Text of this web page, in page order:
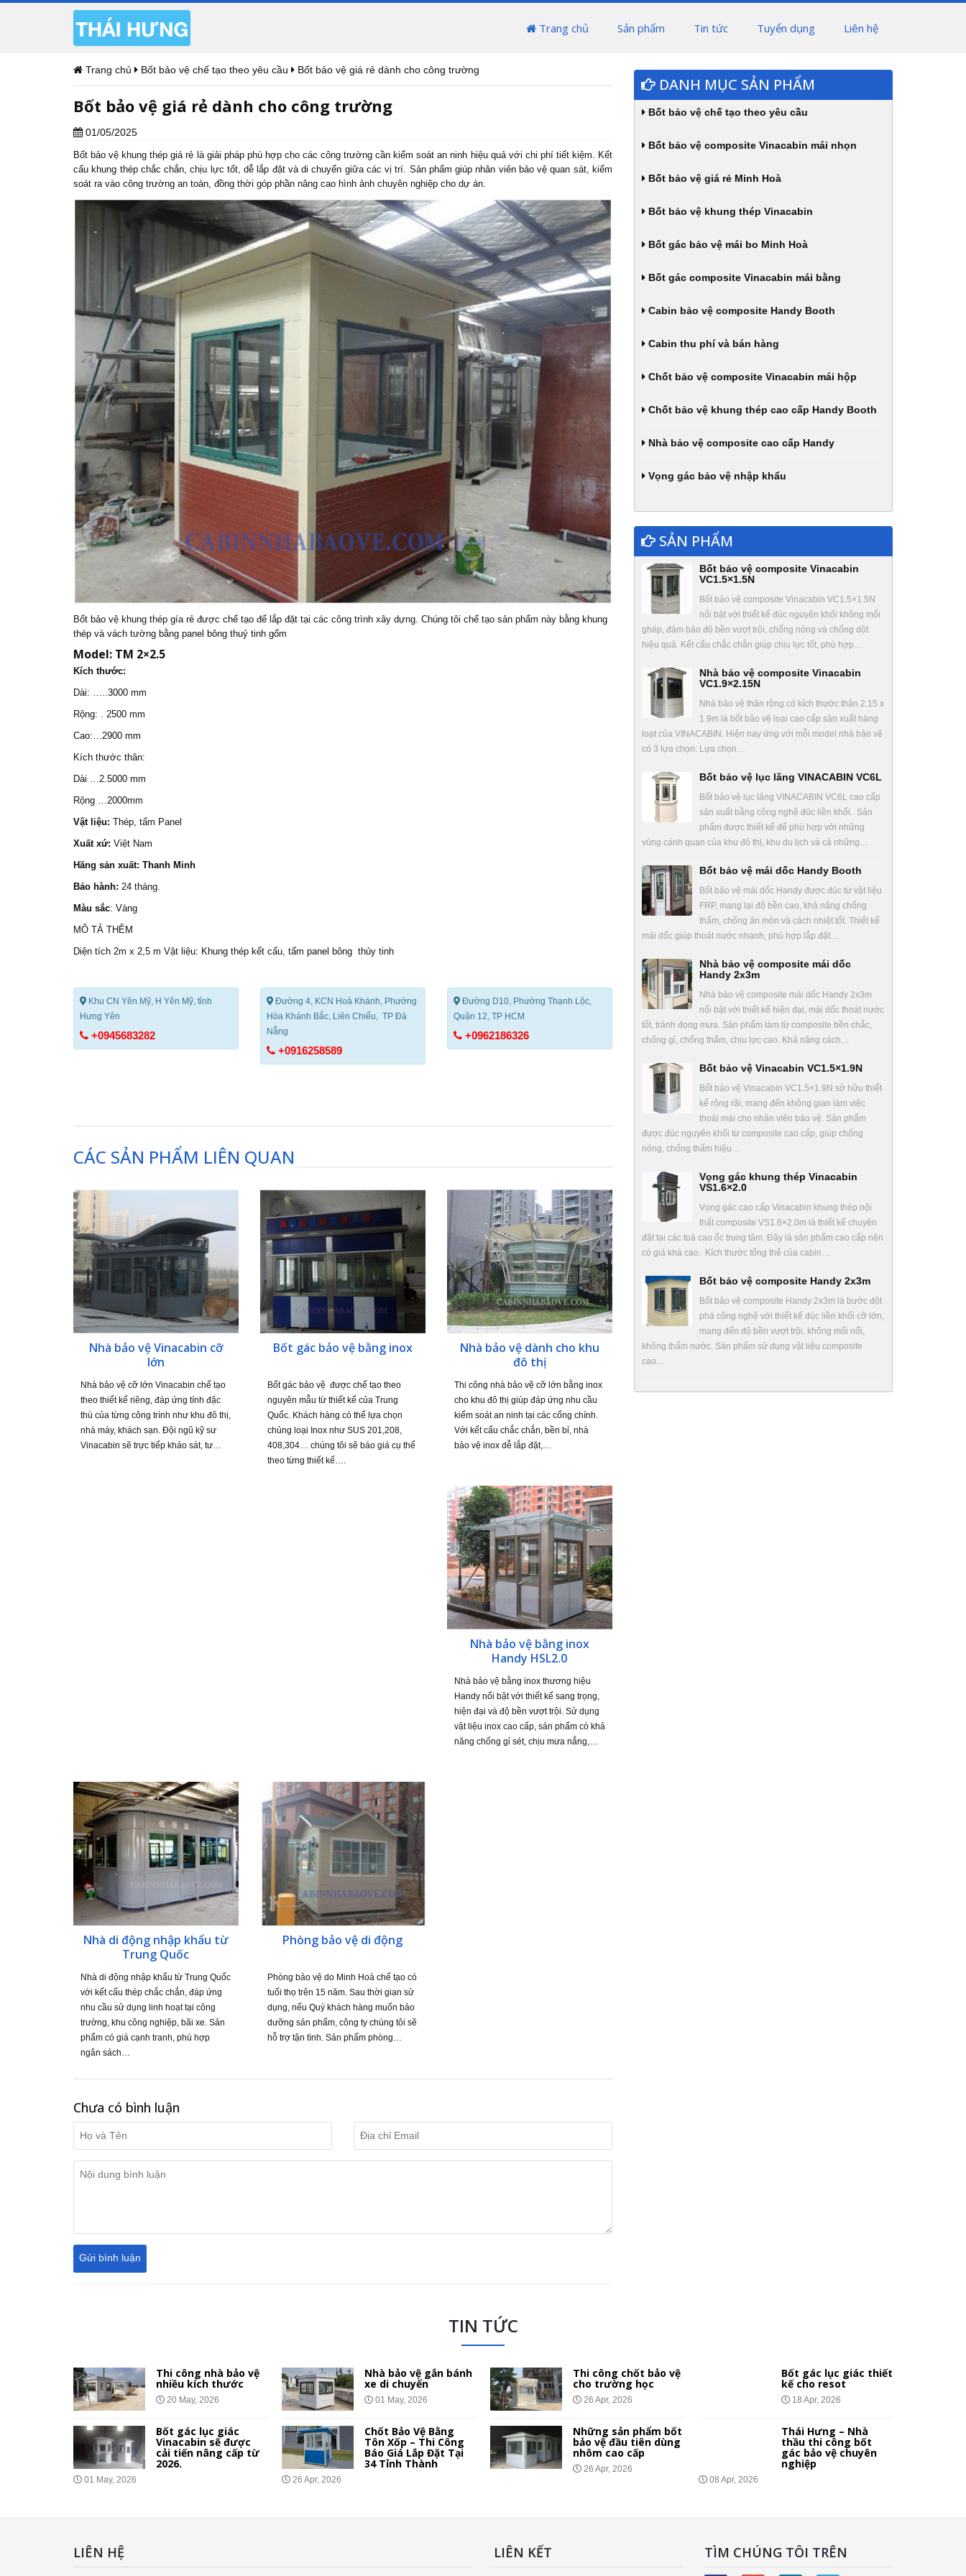
Trang chủ Sản phẩm Tin tức Tuyển dụng Liên hệ
Trang chủ Bốt bảo vệ chế tạo theo yêu cầu Bốt bảo vệ giá rẻ dành cho công trường
Bốt bảo vệ giá rẻ dành cho công trường
01/05/2025
Bốt bảo vệ khung thép giá rẻ là giải pháp phù hợp cho các công trường cần kiểm soát an ninh hiệu quả với chi phí tiết kiệm. Kết
cấu khung thép chắc chắn, chịu lực tốt, dễ lắp đặt và di chuyển giữa các vị trí. Sản phẩm giúp nhân viên bảo vệ quan sát, kiểm
soát ra vào công trường an toàn, đồng thời góp phần nâng cao hình ảnh chuyên nghiệp cho dự án.
Bốt bảo vệ khung thép gía rẻ được chế tạo để lắp đặt tại các công trình xây dựng. Chúng tôi chế tạo sản phẩm này bằng khung
thép và vách tường bằng panel bông thuỷ tinh gốm
Model: TM 2×2.5
Kích thước:
Dài: …..3000 mm
Rộng: . 2500 mm
Cao:…2900 mm
Kích thước thân:
Dài …2.5000 mm
Rộng …2000mm
Vật liệu: Thép, tấm Panel
Xuất xứ: Việt Nam
Hãng sản xuất: Thanh Minh
Bảo hành: 24 tháng.
Màu sắc: Vàng
MÔ TẢ THÊM
Diện tích 2m x 2,5 m Vật liệu: Khung thép kết cấu, tấm panel bông thủy tinh
Khu CN Yên Mỹ, H Yên Mỹ, tỉnh
Hưng Yên
+0945683282
Đường 4, KCN Hoà Khánh, Phường
Hòa Khánh Bắc, Liên Chiểu, TP Đà
Nẵng
+0916258589
Đường D10, Phường Thạnh Lộc,
Quận 12, TP HCM
+0962186326
CÁC SẢN PHẨM LIÊN QUAN
Nhà bảo vệ Vinacabin cỡ
lớn
Nhà bảo vệ cỡ lớn Vinacabin chế tạo
theo thiết kế riêng, đáp ứng tính đặc
thù của từng công trình như khu đô thị,
nhà máy, khách sạn. Đội ngũ kỹ sư
Vinacabin sẽ trực tiếp khảo sát, tư…
Bốt gác bảo vệ bằng inox
Bốt gác bảo vệ được chế tạo theo
nguyên mẫu từ thiết kế của Trung
Quốc. Khách hàng có thể lựa chọn
chủng loại Inox như SUS 201,208,
408,304… chúng tôi sẽ báo giá cụ thể
theo từng thiết kế….
Nhà bảo vệ dành cho khu
đô thị
Thi công nhà bảo vệ cỡ lớn bằng inox
cho khu đô thị giúp đáp ứng nhu cầu
kiểm soát an ninh tại các cổng chính.
Với kết cấu chắc chắn, bền bỉ, nhà
bảo vệ inox dễ lắp đặt,…
Nhà bảo vệ bằng inox
Handy HSL2.0
Nhà bảo vệ bằng inox thương hiệu
Handy nổi bật với thiết kế sang trọng,
hiện đại và độ bền vượt trội. Sử dụng
vật liệu inox cao cấp, sản phẩm có khả
năng chống gỉ sét, chịu mưa nắng,…
Nhà di động nhập khẩu từ
Trung Quốc
Nhà di động nhập khẩu từ Trung Quốc
với kết cấu thép chắc chắn, đáp ứng
nhu cầu sử dụng linh hoạt tại công
trường, khu công nghiệp, bãi xe. Sản
phẩm có giá cạnh tranh, phù hợp
ngân sách…
Phòng bảo vệ di động
Phòng bảo vệ do Minh Hoà chế tạo có
tuổi thọ trên 15 năm. Sau thời gian sử
dụng, nếu Quý khách hàng muốn bảo
dưỡng sản phẩm, công ty chúng tôi sẽ
hỗ trợ tận tình. Sản phẩm phòng…
Chưa có bình luận
DANH MỤC SẢN PHẨM
Bốt bảo vệ chế tạo theo yêu cầu
Bốt bảo vệ composite Vinacabin mái nhọn
Bốt bảo vệ giá rẻ Minh Hoà
Bốt bảo vệ khung thép Vinacabin
Bốt gác bảo vệ mái bo Minh Hoà
Bốt gác composite Vinacabin mái bằng
Cabin bảo vệ composite Handy Booth
Cabin thu phí và bán hàng
Chốt bảo vệ composite Vinacabin mái hộp
Chốt bảo vệ khung thép cao cấp Handy Booth
Nhà bảo vệ composite cao cấp Handy
Vọng gác bảo vệ nhập khẩu
SẢN PHẨM
Bốt bảo vệ composite Vinacabin
VC1.5×1.5N
Bốt bảo vệ composite Vinacabin VC1.5×1.5N
nổi bật với thiết kế đúc nguyên khối không mối
ghép, đảm bảo độ bền vượt trội, chống nóng và chống dột
hiệu quả. Kết cấu chắc chắn giúp chịu lực tốt, phù hợp…
Nhà bảo vệ composite Vinacabin
VC1.9×2.15N
Nhà bảo vệ thân rộng có kích thước thân 2.15 x
1.9m là bốt bảo vệ loại cao cấp sản xuất hàng
loạt của VINACABIN. Hiện nay ứng với mỗi model nhà bảo vệ
có 3 lựa chọn: Lựa chọn…
Bốt bảo vệ lục lăng VINACABIN VC6L
Bốt bảo vệ lục lăng VINACABIN VC6L cao cấp
sản xuất bằng công nghệ đúc liền khối. Sản
phẩm được thiết kế để phù hợp với những
vùng cảnh quan của khu đô thị, khu du lịch và cả những…
Bốt bảo vệ mái dốc Handy Booth
Bốt bảo vệ mái dốc Handy được đúc từ vật liệu
FRP, mang lại độ bền cao, khả năng chống
thấm, chống ăn mòn và cách nhiệt tốt. Thiết kế
mái dốc giúp thoát nước nhanh, phù hợp lắp đặt…
Nhà bảo vệ composite mái dốc
Handy 2x3m
Nhà bảo vệ composite mái dốc Handy 2x3m
nổi bật với thiết kế hiện đại, mái dốc thoát nước
tốt, tránh đọng mưa. Sản phẩm làm từ composite bền chắc,
chống gỉ, chống thấm, chịu lực cao. Khả năng cách…
Bốt bảo vệ Vinacabin VC1.5×1.9N
Bốt bảo vệ Vinacabin VC1.5×1.9N sở hữu thiết
kế rộng rãi, mang đến không gian làm việc
thoải mái cho nhân viên bảo vệ. Sản phẩm
được đúc nguyên khối từ composite cao cấp, giúp chống
nóng, chống thấm hiệu…
Vọng gác khung thép Vinacabin
VS1.6×2.0
Vọng gác cao cấp Vinacabin khung thép nội
thất composite VS1.6×2.0m là thiết kế chuyên
đặt tại các toà cao ốc trung tâm. Đây là sản phẩm cao cấp nên
có giá khá cao. Kích thước tổng thể của cabin…
Bốt bảo vệ composite Handy 2x3m
Bốt bảo vệ composite Handy 2x3m là bước đột
phá công nghệ với thiết kế đúc liền khối cỡ lớn,
mang đến độ bền vượt trội, không mối nối,
không thấm nước. Sản phẩm sử dụng vật liệu composite
cao…
TIN TỨC
Thi công nhà bảo vệ
nhiều kích thước
20 May, 2026
Bốt gác lục giác
Vinacabin sẽ được
cải tiến nâng cấp từ
2026.
01 May, 2026
Nhà bảo vệ gắn bánh
xe di chuyển
01 May, 2026
Chốt Bảo Vệ Bằng
Tôn Xốp – Thi Công
Báo Giá Lắp Đặt Tại
34 Tỉnh Thành
26 Apr, 2026
Thi công chốt bảo vệ
cho trường học
26 Apr, 2026
Những sản phẩm bốt
bảo vệ đầu tiên dùng
nhôm cao cấp
26 Apr, 2026
Bốt gác lục giác thiết
kế cho resot
18 Apr, 2026
Thái Hưng – Nhà
thầu thi công bốt
gác bảo vệ chuyên
nghiệp
08 Apr, 2026
LIÊN HỆ LIÊN KẾT TÌM CHÚNG TÔI TRÊN